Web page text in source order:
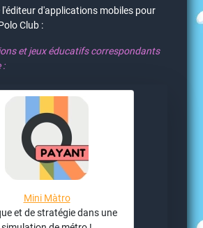
d'applications mobiles pour
Club :
et jeux éducatifs correspondants
:
Mini Màtro
et de stratégie dans une